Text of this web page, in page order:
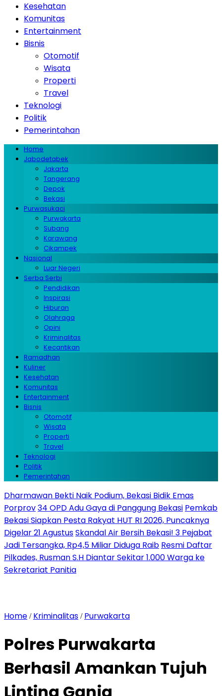
Kesehatan
Komunitas
Entertainment
Bisnis
Otomotif
Wisata
Properti
Travel
Teknologi
Politik
Pemerintahan
Home
Jabodetabek
Jakarta
Tangerang
Depok
Bekasi
Purwasukaci
Purwakarta
Subang
Karawang
Cikampek
Nasional
Luar Negeri
Serba Serbi
Pendidikan
Inspirasi
Hiburan
Olahraga
Opini
Kriminalitas
Kecantikan
Ramadhan
Kuliner
Kesehatan
Komunitas
Entertainment
Bisnis
Otomotif
Wisata
Properti
Travel
Teknologi
Politik
Pemerintahan
Dharmawan Bekti Naik Podium, Bekasi Bidik Emas
Porprov34 OPD Adu Gaya di Panggung Bekasi Pemkab
Bekasi Siapkan Pesta Rakyat HUT RI 2026, Puncaknya
Digelar 21 AgustusSkandal Air Bersih Bekasi! 3 Pejabat
Jadi Tersangka, Rp4,5 Miliar Diduga Raib Resmi Daftar
Pilkades, Rusman S.H Diantar Sekitar 1.000 Warga ke
Sekretariat Panitia
Home / Kriminalitas / Purwakarta
Polres Purwakarta
Berhasil Amankan Tujuh